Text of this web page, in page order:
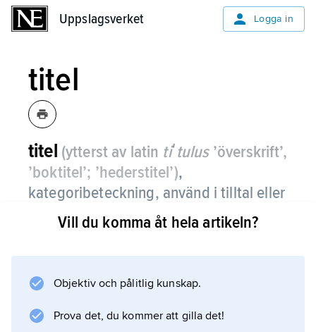
Uppslagsverket Logga in
titel
titel (ytterst av latin tiʹtulus’överskrift’,
’boktitel’; ’hederstitel’),
kategoribeteckning, använd i tilltal eller
omtal jämte eller i stället för namnet, för
att uttrycka yrke, utbildning, befattning,
Jämför
.
Vill du komma åt hela artikeln?
Objektiv och pålitlig kunskap.
Prova det, du kommer att gilla det!